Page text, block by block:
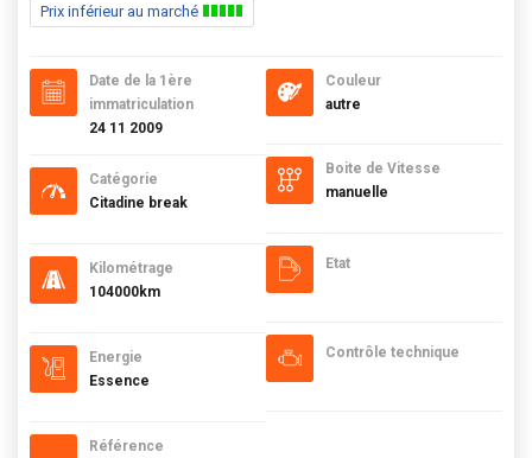
Prix inférieur au marché
Date de la 1ère
immatriculation
24 11 2009
Catégorie
Citadine break
Kilométrage
104000km
Energie
Essence
Référence
Couleur
autre
Boite de Vitesse
manuelle
Etat
Contrôle technique